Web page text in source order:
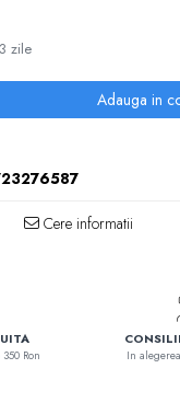
zile
Adauga in
Cere informatii
Ron In